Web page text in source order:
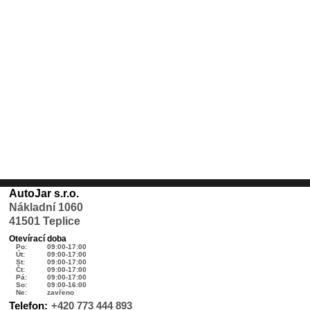
AutoJar s.r.o.
Nákladní 1060
41501 Teplice
Otevírací doba
Po:
09:00-17:00
Út:
09:00-17:00
St:
09:00-17:00
Čt:
09:00-17:00
Pá:
09:00-17:00
So:
09:00-16:00
Ne:
zavřeno
Telefon: +420 773 444 893